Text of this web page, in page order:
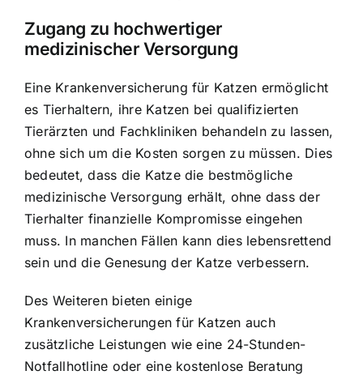
Zugang zu hochwertiger
medizinischer Versorgung
Eine Krankenversicherung für Katzen ermöglicht
es Tierhaltern, ihre Katzen bei qualifizierten
Tierärzten und Fachkliniken behandeln zu lassen,
ohne sich um die Kosten sorgen zu müssen. Dies
bedeutet, dass die Katze die bestmögliche
medizinische Versorgung erhält, ohne dass der
Tierhalter finanzielle Kompromisse eingehen
muss. In manchen Fällen kann dies lebensrettend
sein und die Genesung der Katze verbessern.
Des Weiteren bieten einige
Krankenversicherungen für Katzen auch
zusätzliche Leistungen wie eine 24-Stunden-
Notfallhotline oder eine kostenlose Beratung